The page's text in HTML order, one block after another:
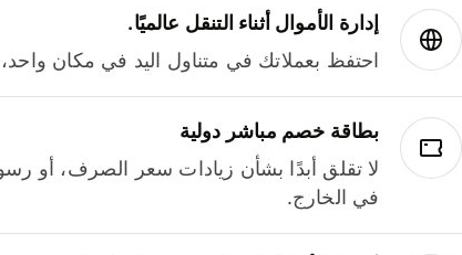
إدارة الأموال أثناء التنقل عالميًا.
احتفظ بعملاتك في متناول اليد في مكان
بطاقة خصم مباشر دولية
لا تقلق أبدًا بشأن زيادات سعر الصرف، أو
في الخارج.